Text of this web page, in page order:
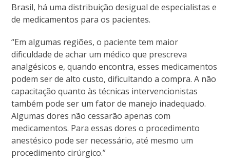
Brasil, há uma distribuição desigual de especialistas e
de medicamentos para os pacientes.
“Em algumas regiões, o paciente tem maior
dificuldade de achar um médico que prescreva
analgésicos e, quando encontra, esses medicamentos
podem ser de alto custo, dificultando a compra. A não
capacitação quanto às técnicas intervencionistas
também pode ser um fator de manejo inadequado.
Algumas dores não cessarão apenas com
medicamentos. Para essas dores o procedimento
anestésico pode ser necessário, até mesmo um
procedimento cirúrgico.”